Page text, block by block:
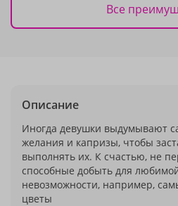
Все
Описание
Иногда девушки выдумывают
желания и капризы, чтобы
выполнять их. К счастью, не
способные добыть для
невозможности, например,
цветы